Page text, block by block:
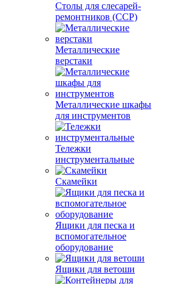
Столы для слесарей-
ремонтников (ССР)
Металлические
верстаки
Металлические шкафы
для инструментов
Тележки
инструментальные
Скамейки
Ящики для песка и
вспомогательное
оборудование
Ящики для ветоши